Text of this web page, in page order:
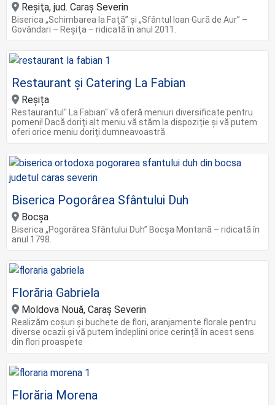
Reşiţa, jud. Caraș Severin
Biserica „Schimbarea la Faţă” şi „Sfântul Ioan Gură de Aur” –
Govândari – Reşiţa – ridicată în anul 2011.
Restaurant și Catering La Fabian
Reșița
Restaurantul" La Fabian" vă oferă meniuri diversificate pentru
pomeni! Dacă doriți alt meniu vă stăm la dispoziție și vă putem
oferi orice meniu doriți dumneavoastră
Biserica Pogorârea Sfântului Duh
Bocșa
Biserica „Pogorârea Sfântului Duh” Bocşa Montană – ridicată în
anul 1798.
Florăria Gabriela
Moldova Nouă, Caraș Severin
Realizăm coșuri și buchete de flori, aranjamente florale pentru
diverse ocazii și vă putem îndeplini orice cerință în acest sens
din flori proaspete
Florăria Morena